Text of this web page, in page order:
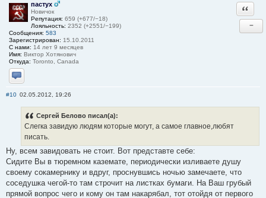
пастух
Новичок
Репутация: 659 (+677/−18)
Лояльность: 2352 (+2551/−199)
Сообщения: 583
Зарегистрирован: 15.10.2011
С нами: 14 лет 9 месяцев
Имя: Виктор Хотянович
Откуда: Toronto, Canada
Отправить личное сообщение
−
#10 02.05.2012, 19:26
Сергей Белово писал(а):
Слегка завидую людям которые могут, а самое главное,любят
писать.
Ну, всем завидовать не стоит. Вот представте себе:
Сидите Вы в тюремном каземате, периодически изливаете душу
своему сокамернику и вдруг, проснувшись ночью замечаете, что
соседушка чегой-то там строчит на листках бумаги. На Ваш грубый
прямой вопрос чего и кому он там накарябал, тот отойдя от первого